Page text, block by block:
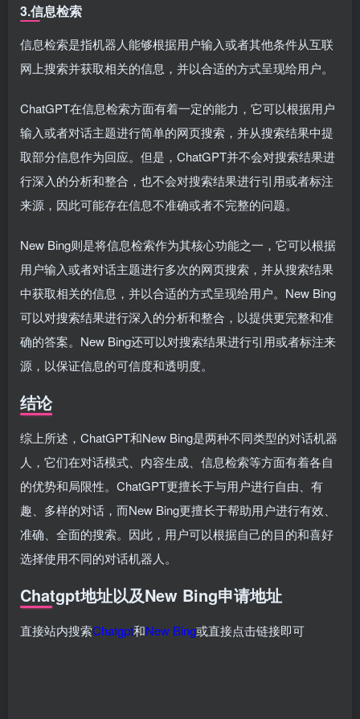
3.信息检索
信息检索是指机器人能够根据用户输入或者其他条件从互联
网上搜索并获取相关的信息，并以合适的方式呈现给用户。
ChatGPT在信息检索方面有着一定的能力，它可以根据用户
输入或者对话主题进行简单的网页搜索，并从搜索结果中提
取部分信息作为回应。但是，ChatGPT并不会对搜索结果进
行深入的分析和整合，也不会对搜索结果进行引用或者标注
来源，因此可能存在信息不准确或者不完整的问题。
New Bing则是将信息检索作为其核心功能之一，它可以根据
用户输入或者对话主题进行多次的网页搜索，并从搜索结果
中获取相关的信息，并以合适的方式呈现给用户。New Bing
可以对搜索结果进行深入的分析和整合，以提供更完整和准
确的答案。New Bing还可以对搜索结果进行引用或者标注来
源，以保证信息的可信度和透明度。
结论
综上所述，ChatGPT和New Bing是两种不同类型的对话机器
人，它们在对话模式、内容生成、信息检索等方面有着各自
的优势和局限性。ChatGPT更擅长于与用户进行自由、有
趣、多样的对话，而New Bing更擅长于帮助用户进行有效、
准确、全面的搜索。因此，用户可以根据自己的目的和喜好
选择使用不同的对话机器人。
Chatgpt地址以及New Bing申请地址
直接站内搜索Chatgpt和New Bing或直接点击链接即可